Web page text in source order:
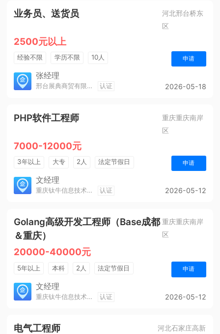
业务员、送货员
河北邢台桥东
区
2500元以上
经验不限 学历不限 10人 申请
张经理
邢台展典商贸有限公司 认证 2026-05-18
PHP软件工程师
重庆重庆南岸
区
7000-12000元
3年以上 大专 2人
法定节假日
休假制度
年终奖金
申请
文经理
重庆钛牛信息技术有限公司 认证 2026-05-12
Golang高级开发工程师（Base成都
＆重庆）
重庆重庆南岸
区
20000-40000元
5年以上 本科 2人
法定节假日
休假制度
年终奖金
申请
文经理
重庆钛牛信息技术有限公司 认证 2026-05-12
电气工程师
河北石家庄高新